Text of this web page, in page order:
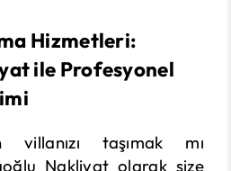
Hizmetleri:
ile Profesyonel
villanızı taşımak mı
Nakliyat olarak size